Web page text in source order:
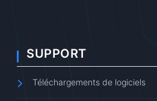
SUPPORT
Téléchargements de logiciels